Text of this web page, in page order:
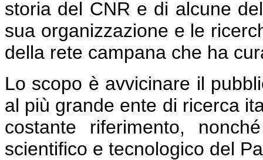
storia del CNR e di alcune
sua organizzazione e le
della rete campana che ha
Lo scopo è avvicinare il
al più grande ente di ricerca
costante riferimento,
scientifico e tecnologico del